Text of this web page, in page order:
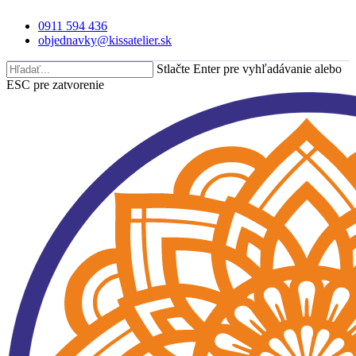
main
0911 594 436
objednavky@kissatelier.sk
Stlačte Enter pre vyhľadávanie alebo
ESC pre zatvorenie